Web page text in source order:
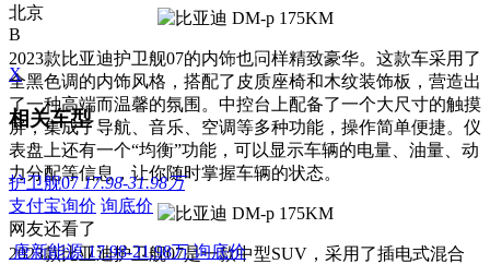
2023款比亚迪护卫舰07的内饰也同样精致豪华。这款车采用了
全黑色调的内饰风格，搭配了皮质座椅和木纹装饰板，营造出
了一种高端而温馨的氛围。中控台上配备了一个大尺寸的触摸
屏，集成了导航、音乐、空调等多种功能，操作简单便捷。仪
表盘上还有一个“均衡”功能，可以显示车辆的电量、油量、动
力分配等信息，让你随时掌握车辆的状态。
2023款比亚迪护卫舰07是一款中型SUV，采用了插电式混合
北京
B
X
相关车型
护卫舰07 17.98-31.98万
支付宝询价 询底价
网友还看了
唐新能源 17.98-21.98万 询底价